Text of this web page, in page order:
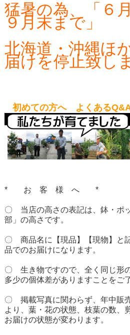
猛暑の為、「６
９月末まで」
北海道・沖縄ほ
届けを停止致し
初めての方へ よくある
* お 客 様 へ *
〇 当店の高さの表記は、鉢・ポ
部」の高さです。
〇 商品名に【現品】【現物】と
品でのお届けになります。
〇 生き物ですので、全く同じ形
多少の個体差がありますことをご
〇 掲載写真に関わらず、年中販
より、葉・花の状態、枝葉の数、
お届けの状態が変わります。